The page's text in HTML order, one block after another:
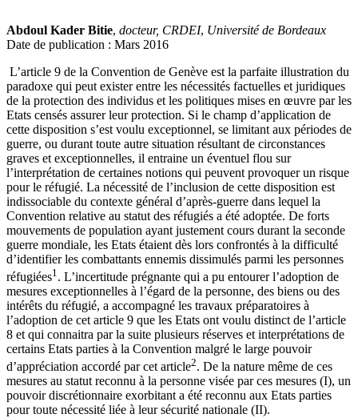
Abdoul Kader Bitie, docteur, CRDEI, Université de Bordeaux
Date de publication : Mars 2016
L’article 9 de la Convention de Genève est la parfaite illustration du
paradoxe qui peut exister entre les nécessités factuelles et juridiques
de la protection des individus et les politiques mises en œuvre par les
Etats censés assurer leur protection. Si le champ d’application de
cette disposition s’est voulu exceptionnel, se limitant aux périodes de
guerre, ou durant toute autre situation résultant de circonstances
graves et exceptionnelles, il entraine un éventuel flou sur
l’interprétation de certaines notions qui peuvent provoquer un risque
pour le réfugié. La nécessité de l’inclusion de cette disposition est
indissociable du contexte général d’après-guerre dans lequel la
Convention relative au statut des réfugiés a été adoptée. De forts
mouvements de population ayant justement cours durant la seconde
guerre mondiale, les Etats étaient dès lors confrontés à la difficulté
d’identifier les combattants ennemis dissimulés parmi les personnes
réfugiées1 . L’incertitude prégnante qui a pu entourer l’adoption de
mesures exceptionnelles à l’égard de la personne, des biens ou des
intérêts du réfugié, a accompagné les travaux préparatoires à
l’adoption de cet article 9 que les Etats ont voulu distinct de l’article
8 et qui connaitra par la suite plusieurs réserves et interprétations de
certains Etats parties à la Convention malgré le large pouvoir
d’appréciation accordé par cet article2. De la nature même de ces
mesures au statut reconnu à la personne visée par ces mesures (I), un
pouvoir discrétionnaire exorbitant a été reconnu aux Etats parties
pour toute nécessité liée à leur sécurité nationale (II).